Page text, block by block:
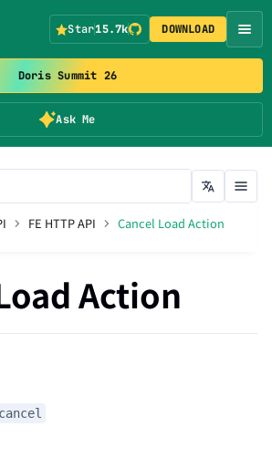
Doris Summit 26
Ask Me
Star15.7k DOWNLOAD
FE HTTP API Cancel Load Action
Action